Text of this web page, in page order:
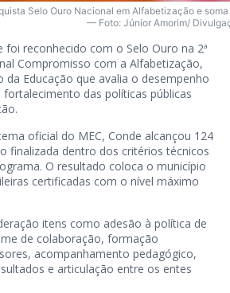
Selo Ouro Nacional em Alfabetização e
— Foto: Júnior Amorim/
foi reconhecido com o Selo Ouro na 2ª
Compromisso com a Alfabetização,
da Educação que avalia o desempenho
fortalecimento das políticas públicas
oficial do MEC, Conde alcançou 124
finalizada dentro dos critérios técnicos
O resultado coloca o município
certificadas com o nível máximo
itens como adesão à política de
de colaboração, formação
acompanhamento pedagógico,
e articulação entre os entes